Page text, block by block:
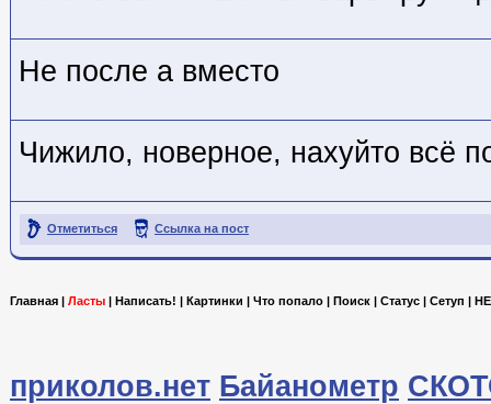
Не после а вместо
Чижило, новерное, нахуйто всё
Отметиться Ссылка на пост
Главная | Ласты | Написать! | Картинки | Что попало | Поиск | Статус | Сетуп |
приколов.нет Байанометр